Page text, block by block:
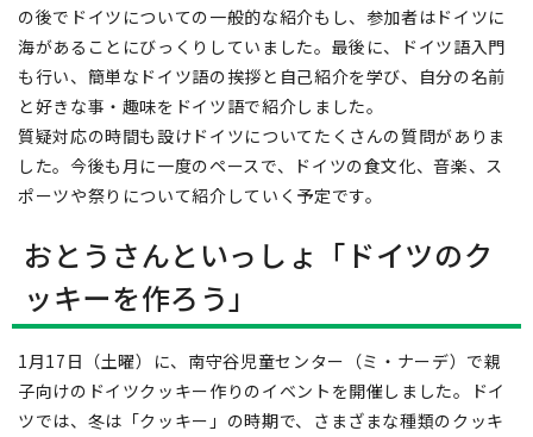
の後でドイツについての一般的な紹介もし、参加者はドイツに
海があることにびっくりしていました。最後に、ドイツ語入門
も行い、簡単なドイツ語の挨拶と自己紹介を学び、自分の名前
と好きな事・趣味をドイツ語で紹介しました。
質疑対応の時間も設けドイツについてたくさんの質問がありま
した。今後も月に一度のペースで、ドイツの食文化、音楽、ス
ポーツや祭りについて紹介していく予定です。
おとうさんといっしょ「ドイツのク
ッキーを作ろう」
1月17日（土曜）に、南守谷児童センター（ミ・ナーデ）で親
子向けのドイツクッキー作りのイベントを開催しました。ドイ
ツでは、冬は「クッキー」の時期で、さまざまな種類のクッキ